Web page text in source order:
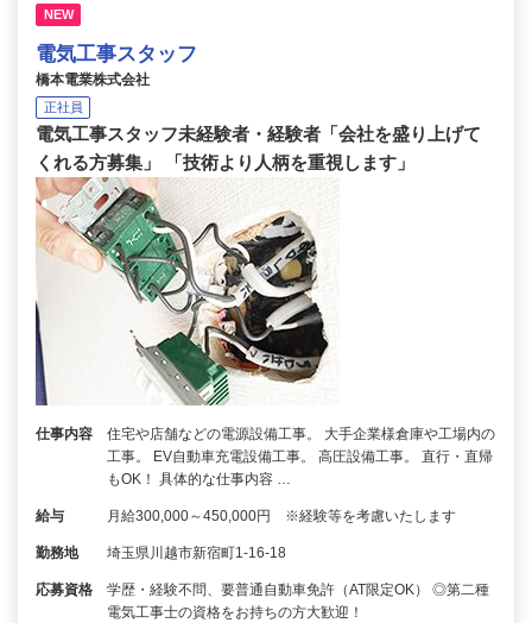
NEW
電気工事スタッフ
橋本電業株式会社
正社員
電気工事スタッフ未経験者・経験者「会社を盛り上げて
くれる方募集」 「技術より人柄を重視します」
仕事内容
住宅や店舗などの電源設備⼯事。 大手企業様倉庫や工場内の
工事。 EV自動車充電設備工事。 高圧設備工事。 直⾏・直帰
もOK！ 具体的な仕事内容 …
給与 月給300,000～450,000円 ※経験等を考慮いたします
勤務地 埼玉県川越市新宿町1-16-18
応募資格
学歴・経験不問、要普通⾃動⾞免許（AT限定OK） ◎第⼆種
電気⼯事⼠の資格をお持ちの⽅⼤歓迎！